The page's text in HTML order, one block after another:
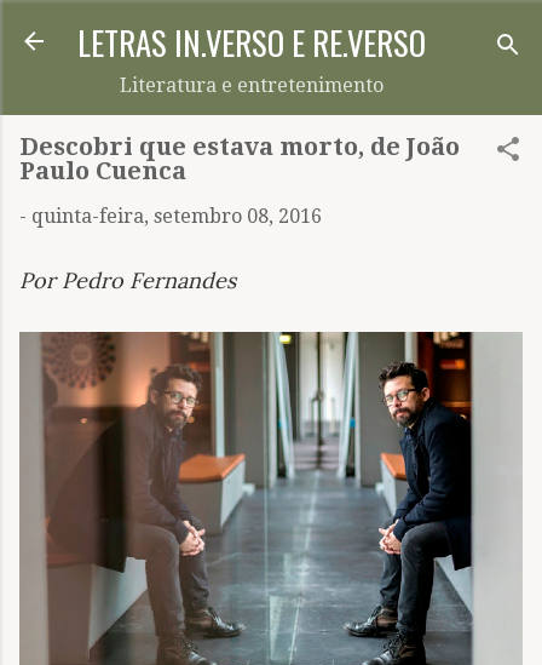
Pular para o conteúdo principal
LETRAS IN.VERSO E RE.VERSO
Literatura e entretenimento
Descobri que estava morto, de João
Paulo Cuenca
- quinta-feira, setembro 08, 2016
Por Pedro Fernandes